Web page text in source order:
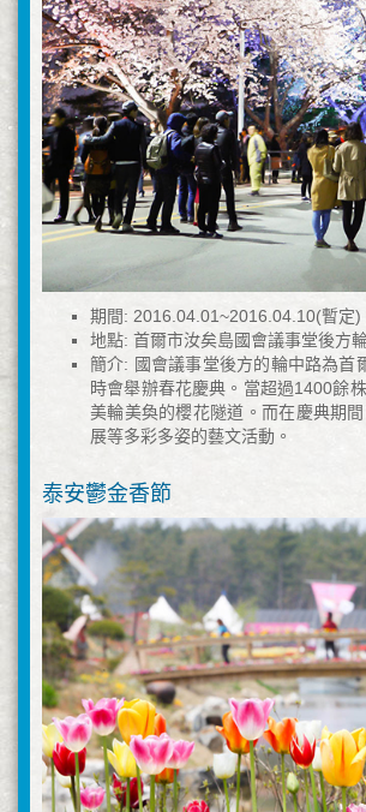
期間: 2016.04.01~2016.04.10(暫定)
地點: 首爾市汝矣島國會議事堂後方
簡介: 國會議事堂後方的輪中路為首
時會舉辦春花慶典。當超過1400餘
美輪美奐的櫻花隧道。而在慶典期
展等多彩多姿的藝文活動。
泰安鬱金香節